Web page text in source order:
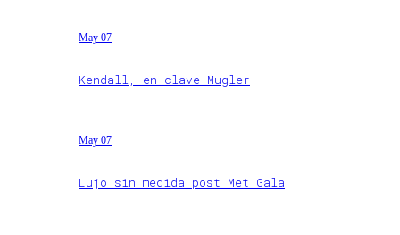
May 07
Kendall, en clave Mugler
May 07
Lujo sin medida post Met Gala